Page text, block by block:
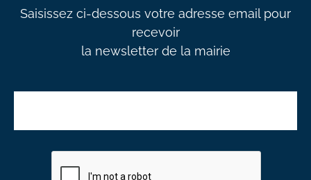
Saisissez ci-dessous votre adresse email pour
recevoir
la newsletter de la mairie